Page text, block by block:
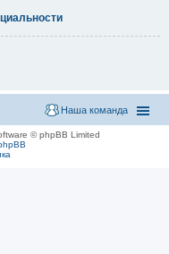
Наша команда
© phpBB Limited